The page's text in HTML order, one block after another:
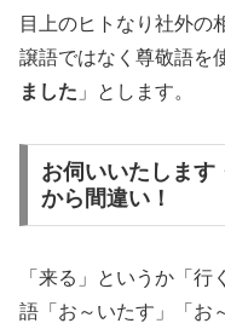
目上のヒトなり社外の
譲語ではなく尊敬語を
ました 」とします。
お伺いいたしま
から間違い！
「来る」というか「
語「お～いたす」「お